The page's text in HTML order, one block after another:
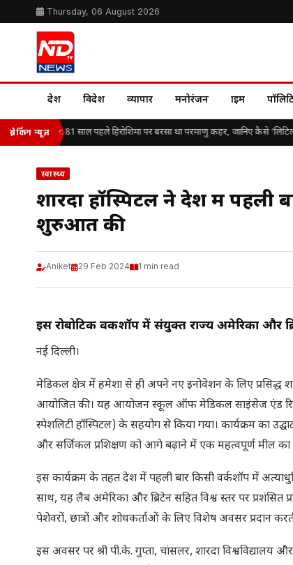
Thursday, 06 August 2026
देश विदेश व्यापार मनोरंजन क्राइम
ब्रेकिंग न्यूज़
Day: 81 साल पहले हिरोशिमा पर बरसा था परमाणु कहर, जानिए कैसे ‘लिटिल
स्वास्थ्य
शारदा हॉस्पिटल ने देश में पहली
शुरुआत की
Aniket 29 Feb 2024 1 min read
इस रोबोटिक वर्कशॉप में संयुक्त राज्य अमेरिका और
नई दिल्ली।
मेडिकल क्षेत्र में हमेशा से ही अपने नए इनोवेशन के लिए प्रसिद्ध
आयोजित की। यह आयोजन स्कूल ऑफ मेडिकल साइंसेज एंड
स्पेशलिटी हॉस्पिटल) के सहयोग से किया गया। कार्यक्रम का
और सर्जिकल प्रशिक्षण को आगे बढ़ाने में एक महत्वपूर्ण मील का
इस कार्यक्रम के तहत देश में पहली बार किसी वर्कशॉप में
साथ, यह लैब अमेरिका और ब्रिटेन सहित विश्व स्तर पर
पेशेवरों, छात्रों और शोधकर्ताओं के लिए विशेष अवसर प्रदान
इस अवसर पर श्री पी.के. गुप्ता, चांसलर, शारदा विश्वविद्यालय